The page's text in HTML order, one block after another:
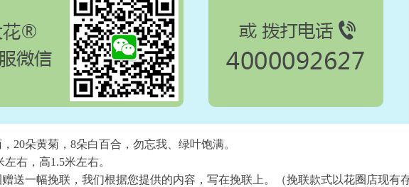
20朵黄菊，8朵白百合，勿忘我、绿叶饱满。
左右，高1.5米左右。
送一幅挽联，我们根据您提供的内容，写在挽联上。（挽联款式以花圈店现有